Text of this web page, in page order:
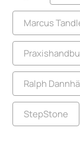
Marcus
Ralph
StepStone